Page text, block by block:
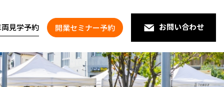
見学予約 開業セミナー予約 お問い合わせ